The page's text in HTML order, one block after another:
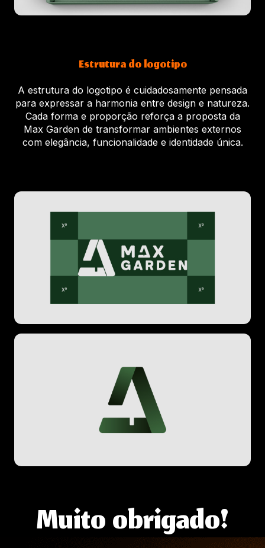
Estrutura do logotipo
A estrutura do logotipo é cuidadosamente pensada
para expressar a harmonia entre design e natureza.
Cada forma e proporção reforça a proposta da
Max Garden de transformar ambientes externos
com elegância, funcionalidade e identidade única.
Muito obrigado!